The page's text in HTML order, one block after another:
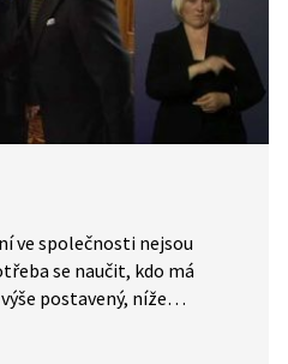
ve společnosti nejsou
se naučit, kdo má
postavený, níže